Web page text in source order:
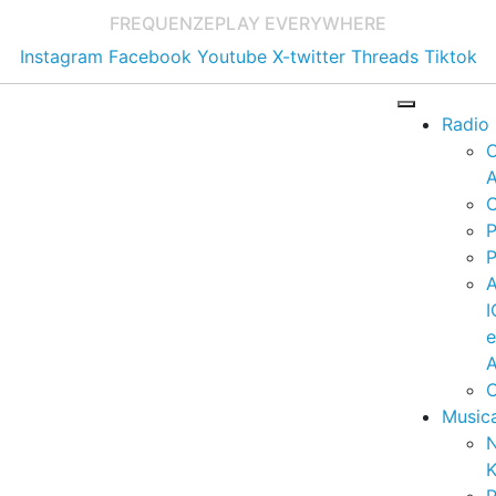
FREQUENZEPLAY EVERYWHERE
Instagram Facebook Youtube X-twitter Threads Tiktok
Radio
e